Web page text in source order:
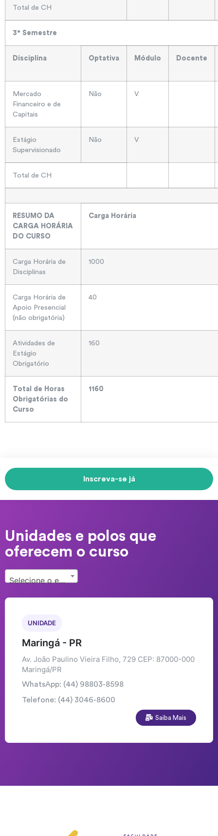
Total de CH
3° Semestre
Disciplina Optativa Módulo Docente
Mercado
Financeiro e de
Capitais
Não V
Estágio
Supervisionado
Não V
Total de CH
RESUMO DA
CARGA HORÁRIA
DO CURSO
Carga Horária
Carga Horária de
Disciplinas
1000
Carga Horária de
Apoio Presencial
(não obrigatória)
40
Atividades de
Estágio
Obrigatório
160
Total de Horas
Obrigatórias do
Curso
1160
Inscreva-se já
Unidades e polos que
oferecem o curso
Selecione o estado...
UNIDADE
Maringá - PR
Av. João Paulino Vieira Filho, 729 CEP: 87000-000
Maringá/PR
WhatsApp: (44) 98803-8598
Telefone: (44) 3046-8600
Saiba Mais